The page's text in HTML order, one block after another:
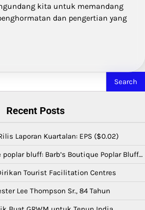
kita untuk memandang
dan pengertian yang
Recent Posts
Laporan Kuartalan: EPS ($0.02)
bluff: Barb’s Boutique Poplar Bluff…
Tourist Facilitation Centres
Lee Thompson Sr., 84 Tahun